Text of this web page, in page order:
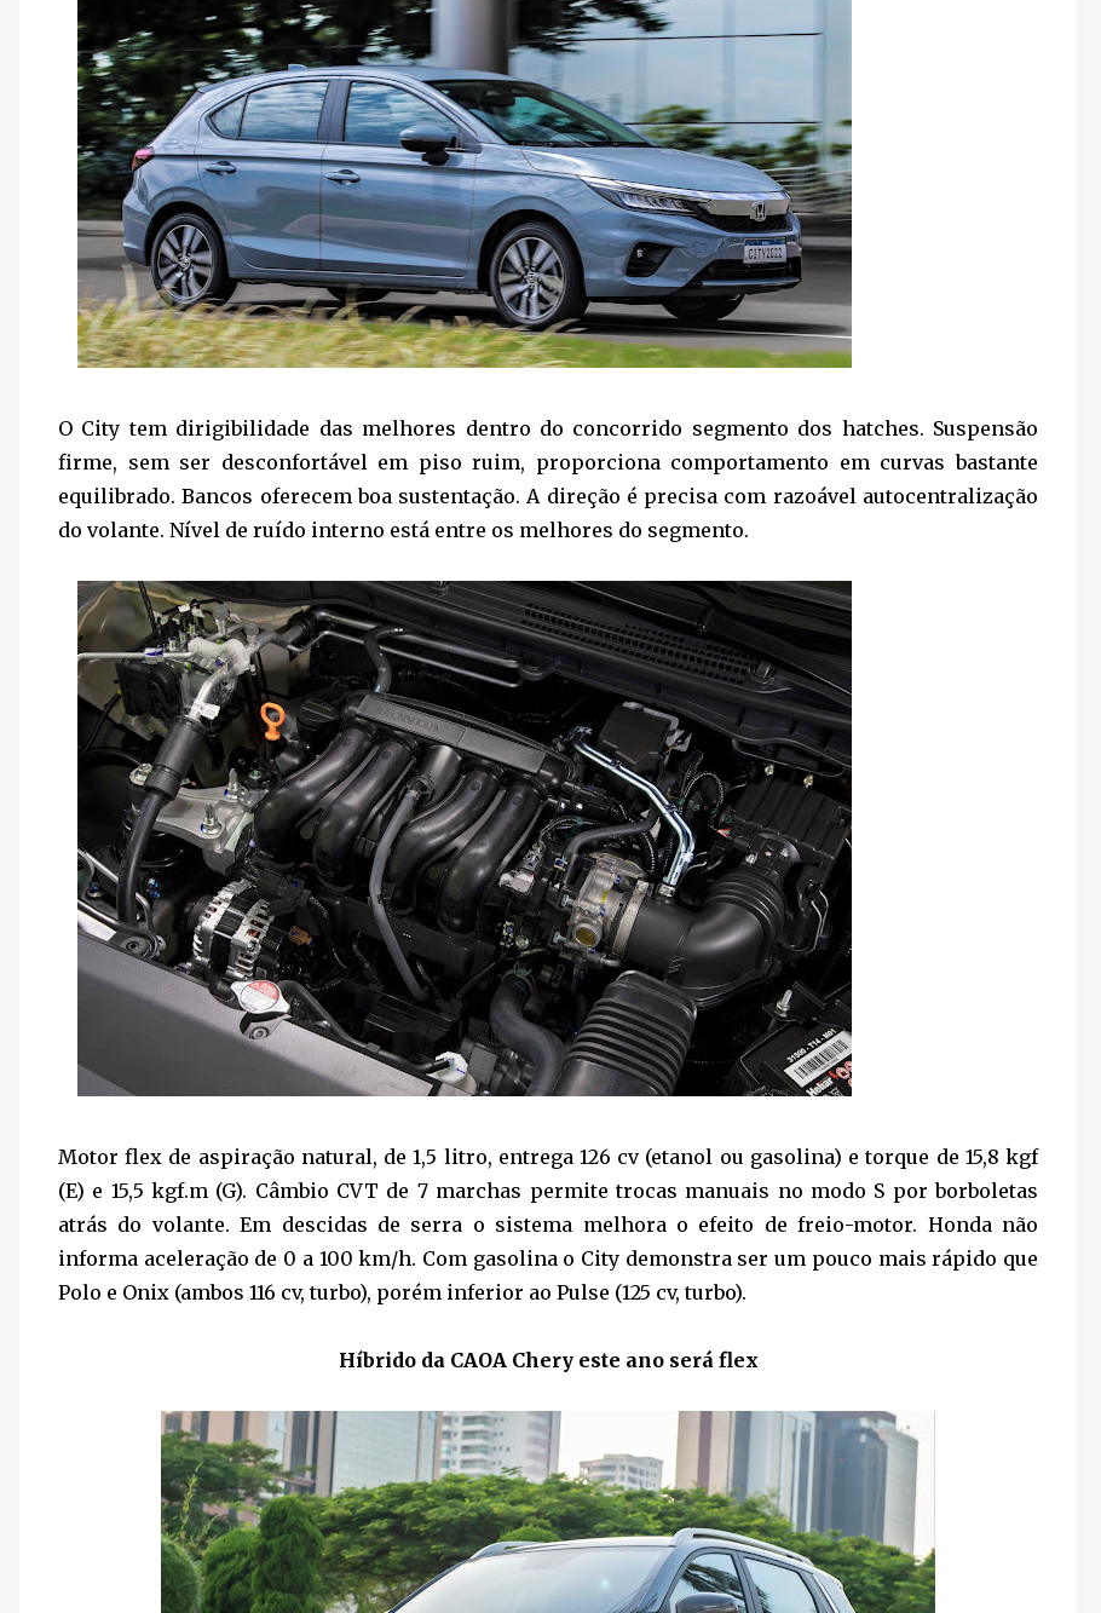
O City tem dirigibilidade das melhores dentro do concorrido segmento dos hatches. Suspensão
firme, sem ser desconfortável em piso ruim, proporciona comportamento em curvas bastante
equilibrado. Bancos oferecem boa sustentação. A direção é precisa com razoável autocentralização
do volante. Nível de ruído interno está entre os melhores do segmento.
Motor flex de aspiração natural, de 1,5 litro, entrega 126 cv (etanol ou gasolina) e torque de 15,8 kgf
(E) e 15,5 kgf.m (G). Câmbio CVT de 7 marchas permite trocas manuais no modo S por borboletas
atrás do volante. Em descidas de serra o sistema melhora o efeito de freio-motor. Honda não
informa aceleração de 0 a 100 km/h. Com gasolina o City demonstra ser um pouco mais rápido que
Polo e Onix (ambos 116 cv, turbo), porém inferior ao Pulse (125 cv, turbo).
Híbrido da CAOA Chery este ano será flex